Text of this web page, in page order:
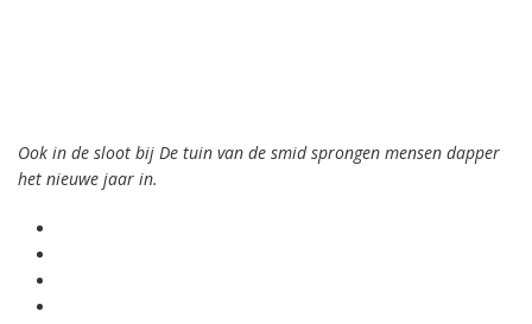
Ook in de sloot bij De tuin van de smid sprongen mensen dapper
het nieuwe jaar in.